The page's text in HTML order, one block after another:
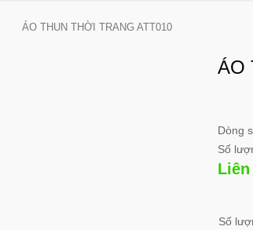
ÁO THUN THỜI TRANG ATT010
ÁO
Dòng
Số
Liên
Số